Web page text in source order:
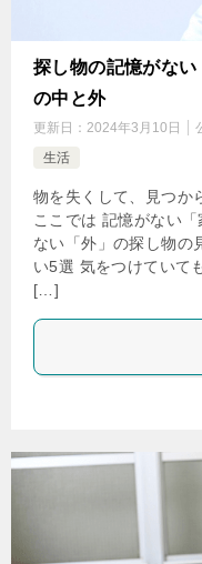
探し物の記憶がな
の中と外
更新日： 2024年3月10日
生活
物を失くして、見つか
ここでは 記憶がない
ない「外」の探し物の
い5選 気をつけていて
[…]